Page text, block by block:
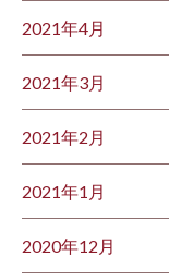
2021年4月
2021年3月
2021年2月
2021年1月
2020年12月